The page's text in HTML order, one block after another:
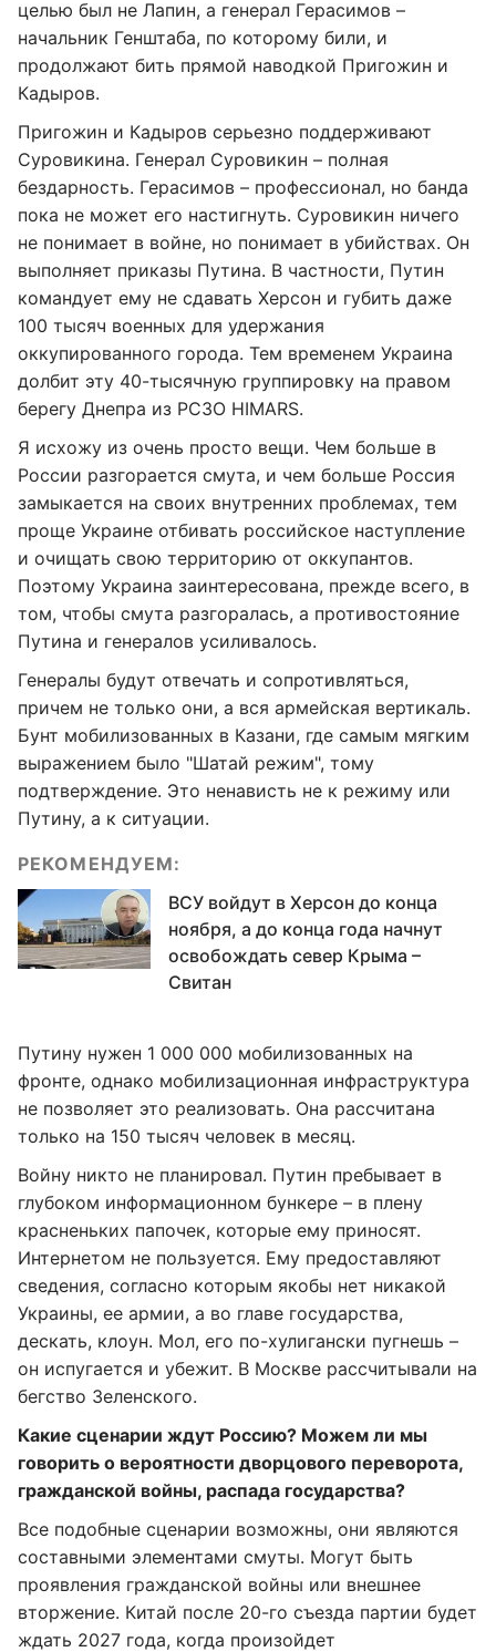
целью был не Лапин, а генерал Герасимов –
начальник Генштаба, по которому били, и
продолжают бить прямой наводкой Пригожин и
Кадыров.
Пригожин и Кадыров серьезно поддерживают
Суровикина. Генерал Суровикин – полная
бездарность. Герасимов – профессионал, но банда
пока не может его настигнуть. Суровикин ничего
не понимает в войне, но понимает в убийствах. Он
выполняет приказы Путина. В частности, Путин
командует ему не сдавать Херсон и губить даже
100 тысяч военных для удержания
оккупированного города. Тем временем Украина
долбит эту 40-тысячную группировку на правом
берегу Днепра из РСЗО HIMARS.
Я исхожу из очень просто вещи. Чем больше в
России разгорается смута, и чем больше Россия
замыкается на своих внутренних проблемах, тем
проще Украине отбивать российское наступление
и очищать свою территорию от оккупантов.
Поэтому Украина заинтересована, прежде всего, в
том, чтобы смута разгоралась, а противостояние
Путина и генералов усиливалось.
Генералы будут отвечать и сопротивляться,
причем не только они, а вся армейская вертикаль.
Бунт мобилизованных в Казани, где самым мягким
выражением было "Шатай режим", тому
подтверждение. Это ненависть не к режиму или
Путину, а к ситуации.
РЕКОМЕНДУЕМ:
ВСУ войдут в Херсон до конца
ноября, а до конца года начнут
освобождать север Крыма –
Свитан
Путину нужен 1 000 000 мобилизованных на
фронте, однако мобилизационная инфраструктура
не позволяет это реализовать. Она рассчитана
только на 150 тысяч человек в месяц.
Войну никто не планировал. Путин пребывает в
глубоком информационном бункере – в плену
красненьких папочек, которые ему приносят.
Интернетом не пользуется. Ему предоставляют
сведения, согласно которым якобы нет никакой
Украины, ее армии, а во главе государства,
дескать, клоун. Мол, его по-хулигански пугнешь –
он испугается и убежит. В Москве рассчитывали на
бегство Зеленского.
Какие сценарии ждут Россию? Можем ли мы
говорить о вероятности дворцового переворота,
гражданской войны, распада государства?
Все подобные сценарии возможны, они являются
составными элементами смуты. Могут быть
проявления гражданской войны или внешнее
вторжение. Китай после 20-го съезда партии будет
ждать 2027 года, когда произойдет